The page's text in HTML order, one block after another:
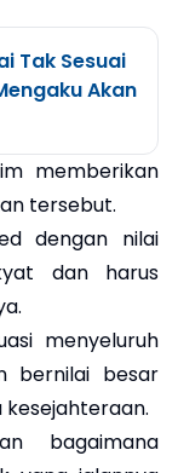
Tak Sesuai
Akan
memberikan
tersebut.
dengan nilai
dan harus
menyeluruh
bernilai besar
bagaimana